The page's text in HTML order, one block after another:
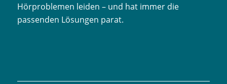
Hörproblemen leiden – und hat immer die
passenden Lösungen parat.